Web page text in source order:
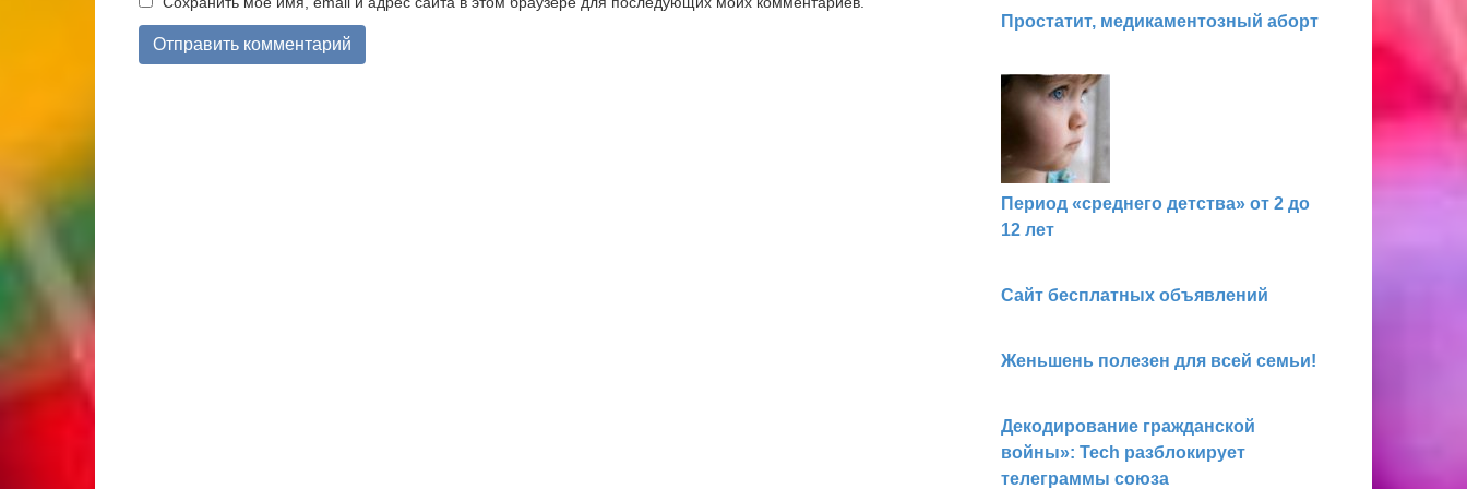
Простатит, медикаментозный аборт
Период «среднего детства» от 2 до
12 лет
Сайт бесплатных объявлений
Женьшень полезен для всей семьи!
Декодирование гражданской
войны»: Tech разблокирует
телеграммы союза